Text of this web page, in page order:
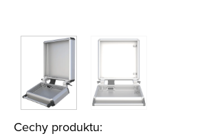
Cechy produktu: